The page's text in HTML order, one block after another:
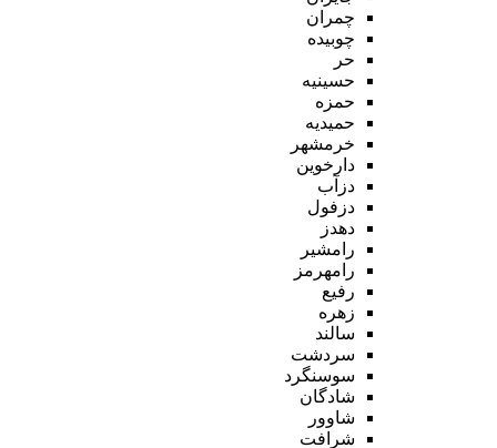
چمران
چوبیده
حر
حسینیه
حمزه
حمیدیه
خرمشهر
دارخوین
دزآب
دزفول
دهدز
رامشیر
رامهرمز
رفیع
زهره
سالند
سردشت
سوسنگرد
شادگان
شاوور
شرافت